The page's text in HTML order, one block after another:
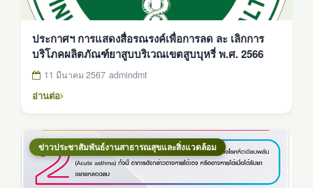
ประกาศฯ การแสดงสื่อรณรงค์เพื่อการลด ละ เลิกการ
บริโภคผลิตภัณฑ์ยาสูบบริเวณเขตสูบบุหรี่ พ.ศ. 2566
11 มีนาคม 2567 admindmt
อ่านต่อ
ข่าวประชาสัมพันธ์งานสาธารณสุขและสิ่งแวดล้อม